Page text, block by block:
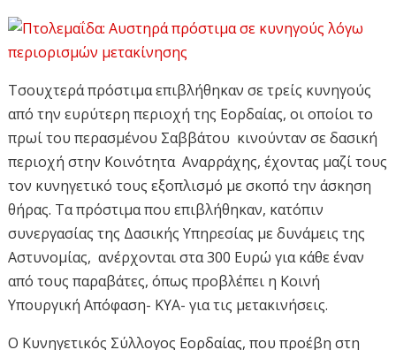
Τσουχτερά πρόστιμα επιβλήθηκαν σε τρείς κυνηγούς
από την ευρύτερη περιοχή της Εορδαίας, οι οποίοι το
πρωί του περασμένου Σαββάτου κινούνταν σε δασική
περιοχή στην Κοινότητα Αναρράχης, έχοντας μαζί τους
τον κυνηγετικό τους εξοπλισμό με σκοπό την άσκηση
θήρας. Τα πρόστιμα που επιβλήθηκαν, κατόπιν
συνεργασίας της Δασικής Υπηρεσίας με δυνάμεις της
Αστυνομίας, ανέρχονται στα 300 Ευρώ για κάθε έναν
από τους παραβάτες, όπως προβλέπει η Κοινή
Υπουργική Απόφαση- ΚΥΑ- για τις μετακινήσεις.
Ο Κυνηγετικός Σύλλογος Εορδαίας, που προέβη στη